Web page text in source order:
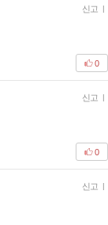
신고 |
0
신고 |
0
신고 |